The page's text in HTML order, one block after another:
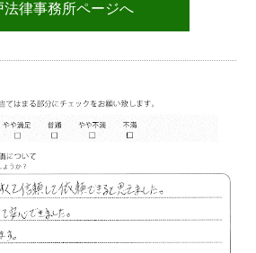
法律事務所ページへ